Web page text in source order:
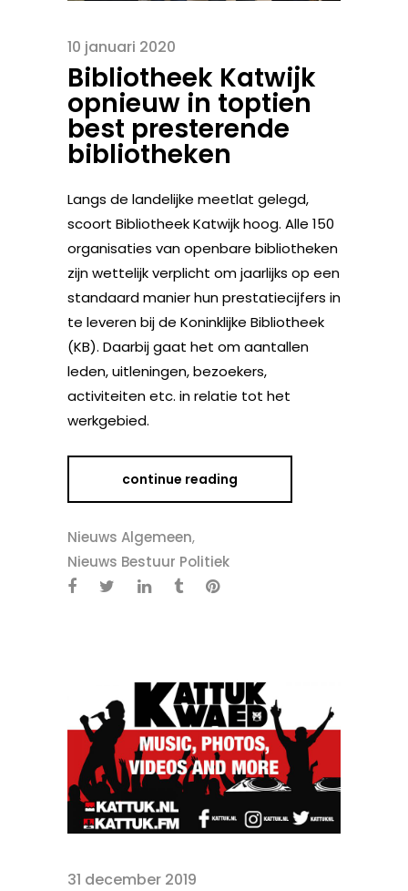
10 januari 2020
Bibliotheek Katwijk
opnieuw in toptien
best presterende
bibliotheken
Langs de landelijke meetlat gelegd,
scoort Bibliotheek Katwijk hoog. Alle 150
organisaties van openbare bibliotheken
zijn wettelijk verplicht om jaarlijks op een
standaard manier hun prestatiecijfers in
te leveren bij de Koninklijke Bibliotheek
(KB). Daarbij gaat het om aantallen
leden, uitleningen, bezoekers,
activiteiten etc. in relatie tot het
werkgebied.
continue reading
Nieuws Algemeen,
Nieuws Bestuur Politiek
31 december 2019